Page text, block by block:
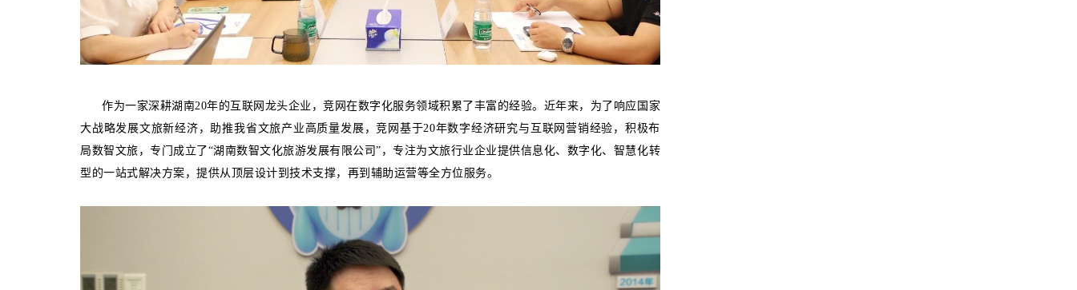
作为一家深耕湖南20年的互联网龙头企业，竞网在数字化服务领域积累了丰富的经验。近年来，为了响应国家
大战略发展文旅新经济，助推我省文旅产业高质量发展，竞网基于20年数字经济研究与互联网营销经验，积极布
局数智文旅，专门成立了“湖南数智文化旅游发展有限公司”，专注为文旅行业企业提供信息化、数字化、智慧化转
型的一站式解决方案，提供从顶层设计到技术支撑，再到辅助运营等全方位服务。